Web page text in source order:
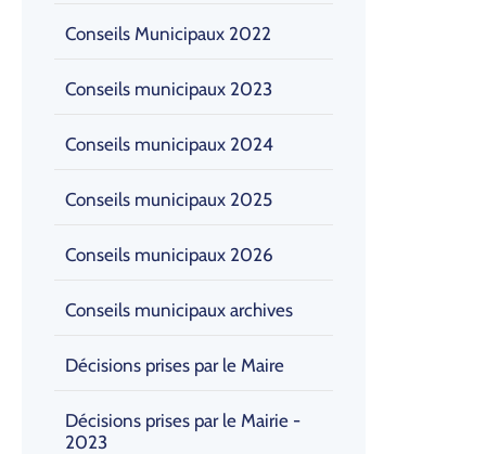
Conseils Municipaux 2022
Conseils municipaux 2023
Conseils municipaux 2024
Conseils municipaux 2025
Conseils municipaux 2026
Conseils municipaux archives
Décisions prises par le Maire
Décisions prises par le Mairie -
2023